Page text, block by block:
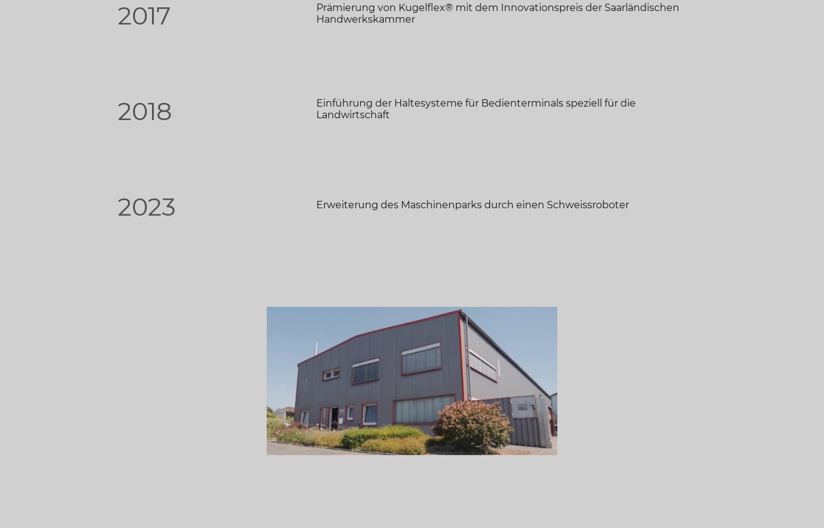
2017 Prämierung von Kugelflex® mit dem Innovationspreis der Saarländischen
Handwerkskammer
2018
Einführung der Haltesysteme für Bedienterminals speziell für die
Landwirtschaft
2023 Erweiterung des Maschinenparks durch einen Schweissroboter